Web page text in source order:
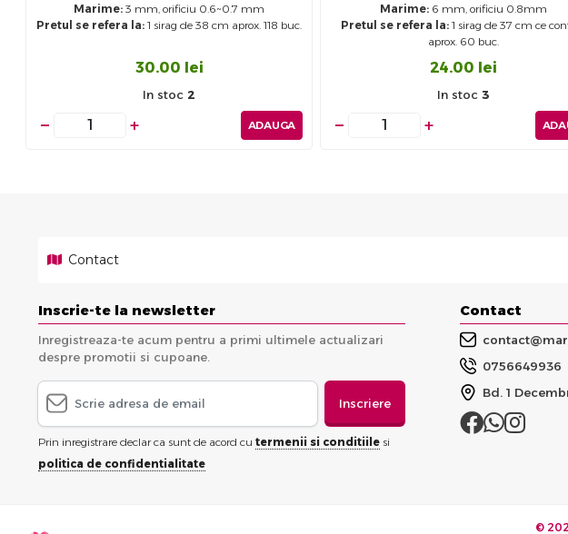
Marime: 3 mm, orificiu 0.6~0.7 mm
Pretul se refera la: 1 sirag de 38 cm aprox. 118 buc.
30.00 lei
In stoc 2
− + ADAUGA
Marime: 6 mm, orificiu 0.8mm
Pretul se refera la: 1 sirag de 37 cm ce
aprox. 60 buc.
24.00 lei
In stoc 3
− +
Contact
Inscrie-te la newsletter
Inregistreaza-te acum pentru a primi ultimele actualizari
despre promotii si cupoane.
Inscriere
Prin inregistrare declar ca sunt de acord cu termenii si conditiile si
politica de confidentialitate
Contact
0756649936
Bd. 1
©